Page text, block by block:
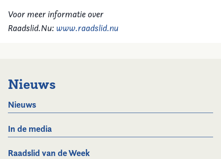
Voor meer informatie over
Raadslid.Nu: www.raadslid.nu
Nieuws
Nieuws
In de media
Raadslid van de Week